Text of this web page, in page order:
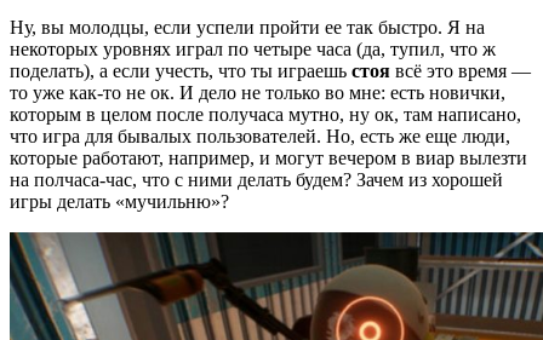
Ну, вы молодцы, если успели пройти ее так быстро. Я на
некоторых уровнях играл по четыре часа (да, тупил, что ж
поделать), а если учесть, что ты играешь стоя всё это время —
то уже как-то не ок. И дело не только во мне: есть новички,
которым в целом после получаса мутно, ну ок, там написано,
что игра для бывалых пользователей. Но, есть же еще люди,
которые работают, например, и могут вечером в виар вылезти
на полчаса-час, что с ними делать будем? Зачем из хорошей
игры делать «мучильню»?